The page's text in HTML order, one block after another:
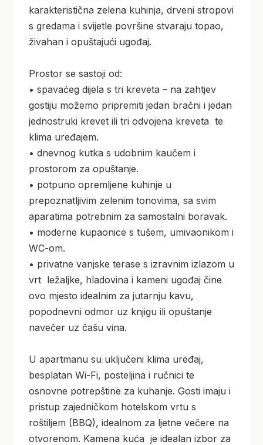
karakteristična zelena kuhinja, drveni stropovi
s gredama i svijetle površine stvaraju topao,
živahan i opuštajući ugođaj.
Prostor se sastoji od:
• spavaćeg dijela s tri kreveta – na zahtjev
gostiju možemo pripremiti jedan bračni i jedan
jednostruki krevet ili tri odvojena kreveta  te
klima uređajem.
• dnevnog kutka s udobnim kaučem i
prostorom za opuštanje.
• potpuno opremljene kuhinje u
prepoznatljivim zelenim tonovima, sa svim
aparatima potrebnim za samostalni boravak.
• moderne kupaonice s tušem, umivaonikom i
WC-om.
• privatne vanjske terase s izravnim izlazom u
vrt  ležaljke, hladovina i kameni ugođaj čine
ovo mjesto idealnim za jutarnju kavu,
popodnevni odmor uz knjigu ili opuštanje
navečer uz čašu vina.
U apartmanu su uključeni klima uređaj,
besplatan Wi-Fi, posteljina i ručnici te
osnovne potrepštine za kuhanje. Gosti imaju i
pristup zajedničkom hotelskom vrtu s
roštiljem (BBQ), idealnom za ljetne večere na
otvorenom. Kamena kuća  je idealan izbor za